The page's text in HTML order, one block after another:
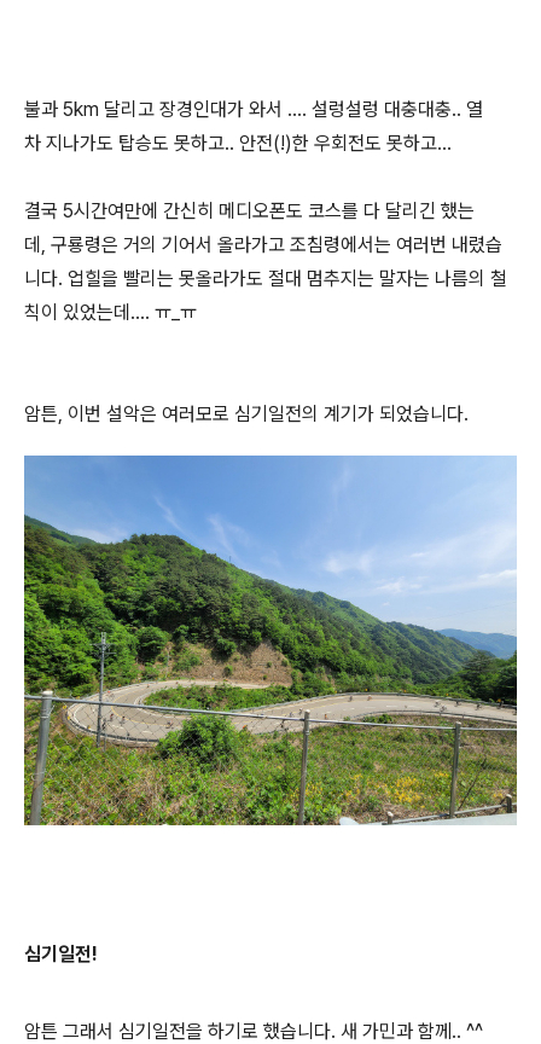
불과 5km 달리고 장경인대가 와서 .... 설렁설렁 대충대충.. 열
차 지나가도 탑승도 못하고.. 안전(!)한 우회전도 못하고...
결국 5시간여만에 간신히 메디오폰도 코스를 다 달리긴 했는
데, 구룡령은 거의 기어서 올라가고 조침령에서는 여러번 내렸습
니다. 업힐을 빨리는 못올라가도 절대 멈추지는 말자는 나름의 철
칙이 있었는데.... ㅠ_ㅠ
암튼, 이번 설악은 여러모로 심기일전의 계기가 되었습니다.
심기일전!
암튼 그래서 심기일전을 하기로 했습니다. 새 가민과 함께.. ^^